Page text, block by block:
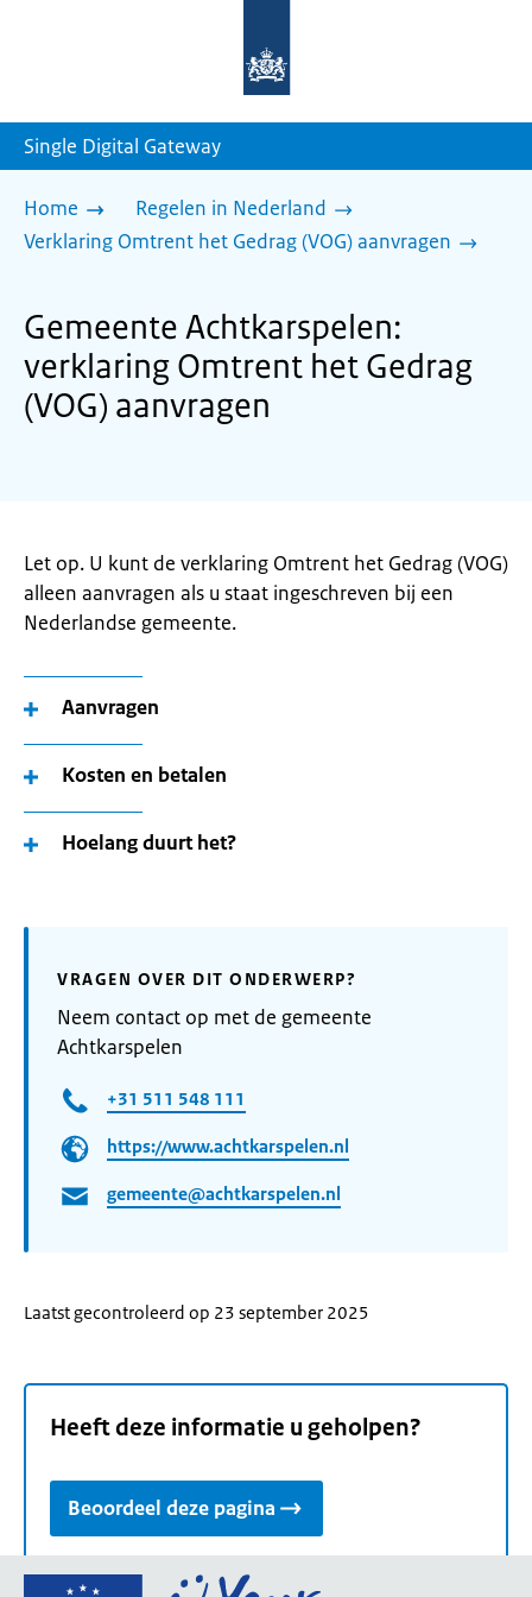
homepage
Single Digital Gateway
Home
Regelen in Nederland
Verklaring Omtrent het Gedrag (VOG) aanvragen
Gemeente Achtkarspelen:
verklaring Omtrent het Gedrag
(VOG) aanvragen
Let op. U kunt de verklaring Omtrent het Gedrag (VOG)
alleen aanvragen als u staat ingeschreven bij een
Nederlandse gemeente.
Aanvragen
Kosten en betalen
Hoelang duurt het?
VRAGEN OVER DIT ONDERWERP?
Neem contact op met de gemeente
Achtkarspelen
+31 511 548 111
https://www.achtkarspelen.nl
gemeente@achtkarspelen.nl
Laatst gecontroleerd op 23 september 2025
Heeft deze informatie u geholpen?
Beoordeel deze pagina
Ga